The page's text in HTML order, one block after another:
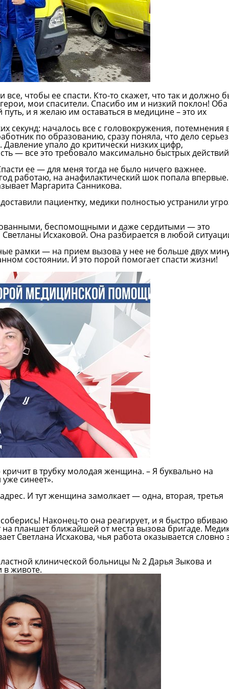
чтобы ее спасти. Кто-то скажет, что так и должно
мои спасители. Спасибо им и низкий поклон! Оба
и я желаю им оставаться в медицине – это их
секунд: началось все с головокружения, потемнения
по образованию, сразу поняла, что дело
упало до критически низких цифр,
— все это требовало максимально быстрых
ее — для меня тогда не было ничего важнее.
работаю, на анафилактический шок попала впервые.
Маргарита Санникова.
пациентку, медики полностью устранили
беспомощными и даже сердитыми — это
Светланы Исхаковой. Она разбирается в любой
рамки — на прием вызова у нее не больше двух
состоянии. И это порой помогает спасти жизни!
в трубку молодая женщина. – Я буквально на
синеет».
И тут женщина замолкает — одна, вторая, третья
Наконец-то она реагирует, и я быстро вбиваю
на планшет ближайшей от места вызова бригаде.
Светлана Исхакова, чья работа оказывается словно
клинической больницы № 2 Дарья Зыкова и
в животе.